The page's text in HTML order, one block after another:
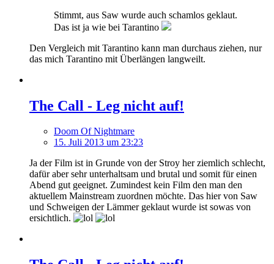
Stimmt, aus Saw wurde auch schamlos geklaut.
Das ist ja wie bei Tarantino
Den Vergleich mit Tarantino kann man durchaus ziehen, nur
das mich Tarantino mit Überlängen langweilt.
The Call - Leg nicht auf!
Doom Of Nightmare
15. Juli 2013 um 23:23
Ja der Film ist in Grunde von der Stroy her ziemlich schlecht,
dafür aber sehr unterhaltsam und brutal und somit für einen
Abend gut geeignet. Zumindest kein Film den man den
aktuellem Mainstream zuordnen möchte. Das hier von Saw
und Schweigen der Lämmer geklaut wurde ist sowas von
ersichtlich.